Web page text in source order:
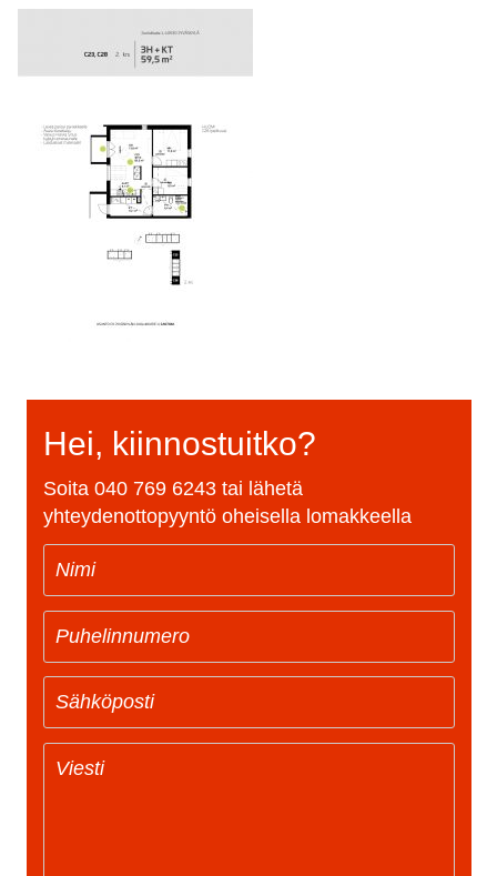
Hei, kiinnostuitko?
Soita 040 769 6243tai lähetä
yhteydenottopyyntö oheisella lomakkeella